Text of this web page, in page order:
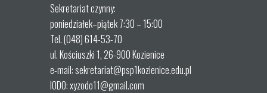
Sekretariat czynny:
poniedziałek–piątek 7:30 – 15:00
Tel. (048) 614-53-70
ul. Kościuszki 1, 26-900 Kozienice
e-mail: sekretariat@psp1kozienice.edu.pl
IODO: xyzodo11@gmail.com